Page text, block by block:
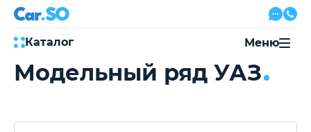
Каталог
Автокредит
Выкуп авто
Меню
Модельный ряд УАЗ